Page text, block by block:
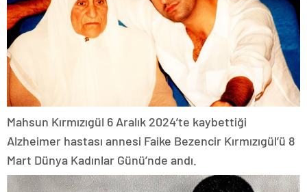
Mahsun Kırmızıgül 6 Aralık 2024’te kaybettiği
Alzheimer​ hastası annesi Faike Bezencir Kırmızıgül’ü 8
Mart Dünya Kadınlar Günü’nde andı.